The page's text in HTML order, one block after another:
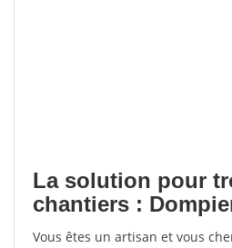
La solution pour
chantiers :
Vous êtes un artisan et vous